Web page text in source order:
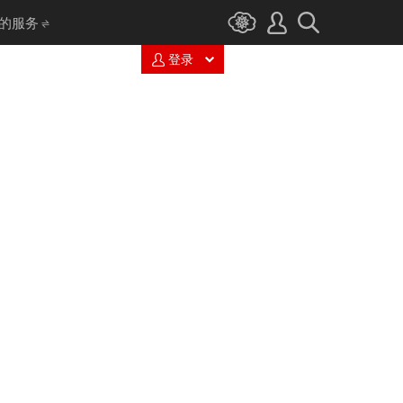
服务
登录